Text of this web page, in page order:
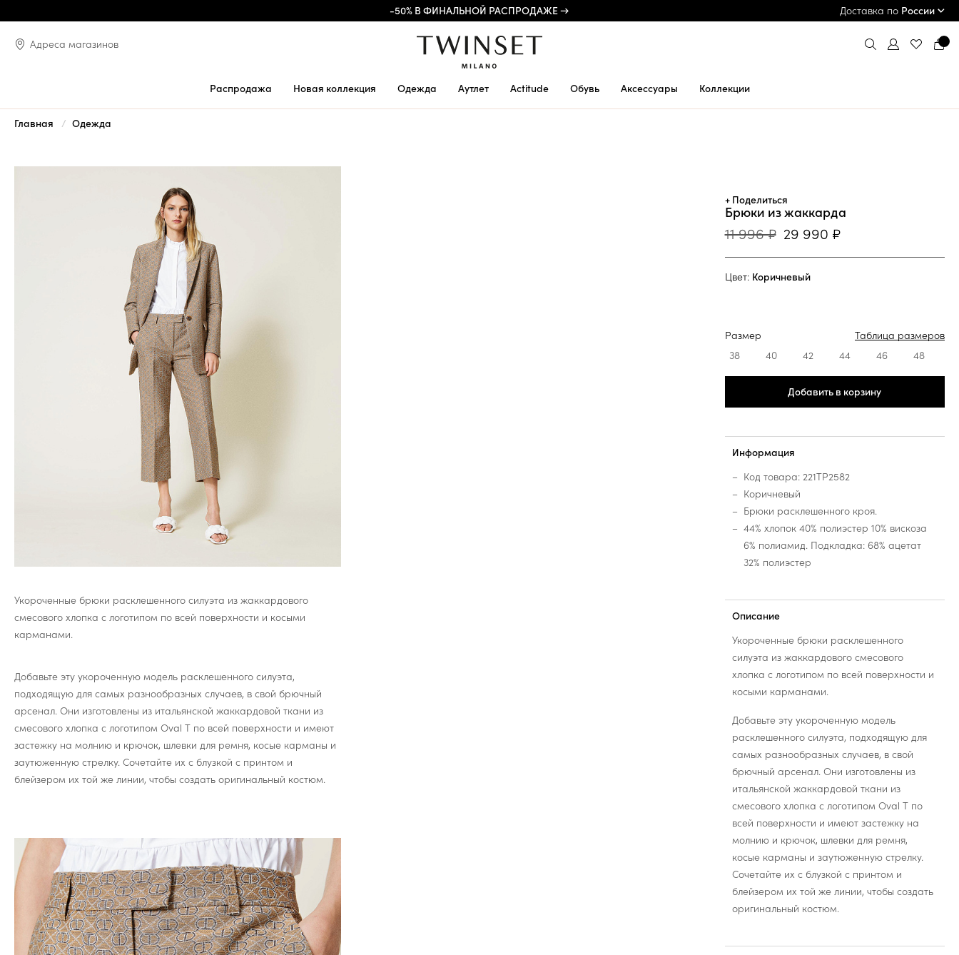
-50% В ФИНАЛЬНОЙ РАСПРОДАЖЕ → ПРИМЕРКА И ОПЛАТА ПРИ ПОЛУЧЕНИИ*
Доставка по России
Адреса магазинов
Распродажа Новая коллекция Одежда Аутлет Actitude Обувь Аксессуары Коллекции
Главная Одежда
Укороченные брюки расклешенного силуэта из жаккардового
смесового хлопка с логотипом по всей поверхности и косыми
карманами.
Добавьте эту укороченную модель расклешенного силуэта,
подходящую для самых разнообразных случаев, в свой брючный
арсенал. Они изготовлены из итальянской жаккардовой ткани из
смесового хлопка с логотипом Oval T по всей поверхности и имеют
застежку на молнию и крючок, шлевки для ремня, косые карманы и
заутюженную стрелку. Сочетайте их с блузкой с принтом и
блейзером их той же линии, чтобы создать оригинальный костюм.
+ Поделиться
Брюки из жаккарда
11 996 ₽ 29 990 ₽
Цвет: Коричневый
Размер
Таблица размеров
38
40 42 44 46 48
Добавить в корзину
Информация
Код товара: 221TP2582
Коричневый
Брюки расклешенного кроя.
44% хлопок 40% полиэстер 10% вискоза
6% полиамид. Подкладка: 68% ацетат
32% полиэстер
Описание
Укороченные брюки расклешенного
силуэта из жаккардового смесового
хлопка с логотипом по всей поверхности и
косыми карманами.
Добавьте эту укороченную модель
расклешенного силуэта, подходящую для
самых разнообразных случаев, в свой
брючный арсенал. Они изготовлены из
итальянской жаккардовой ткани из
смесового хлопка с логотипом Oval T по
всей поверхности и имеют застежку на
молнию и крючок, шлевки для ремня,
косые карманы и заутюженную стрелку.
Сочетайте их с блузкой с принтом и
блейзером их той же линии, чтобы создать
оригинальный костюм.